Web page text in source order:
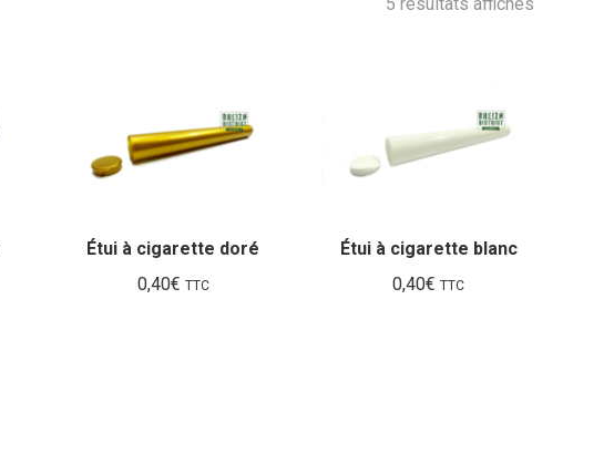
Étui à cigarette doré
0,40€ TTC
Étui à cigarette blanc
0,40€ TTC